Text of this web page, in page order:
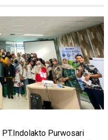
PT.Indolakto Purwosari